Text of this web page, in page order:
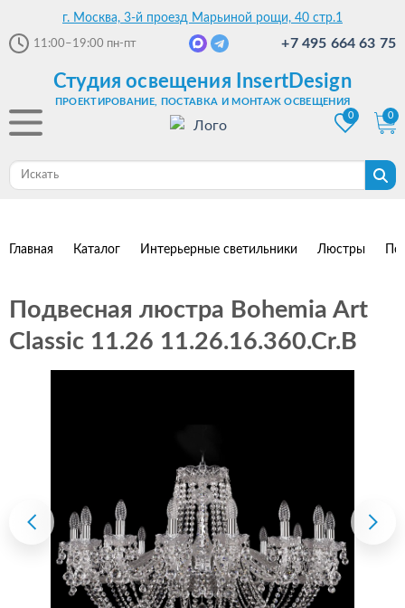
г. Москва, 3-й проезд Марьиной рощи, 40 стр.1
11:00–19:00 пн-пт +7 495 664 63 75
Студия освещения InsertDesign
ПРОЕКТИРОВАНИЕ, ПОСТАВКА И МОНТАЖ ОСВЕЩЕНИЯ
0
0
Главная Каталог Интерьерные светильники Люстры
Подвесная люстра Bohemia Art
Classic 11.26 11.26.16.360.Cr.B